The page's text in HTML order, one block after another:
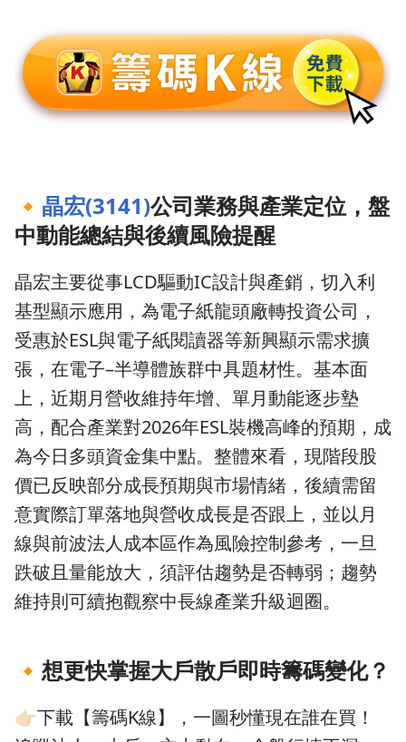
🔸 晶宏(3141)公司業務與產業定位，盤
中動能總結與後續風險提醒
晶宏主要從事LCD驅動IC設計與產銷，切入利
基型顯示應用，為電子紙龍頭廠轉投資公司，
受惠於ESL與電子紙閱讀器等新興顯示需求擴
張，在電子–半導體族群中具題材性。基本面
上，近期月營收維持年增、單月動能逐步墊
高，配合產業對2026年ESL裝機高峰的預期，成
為今日多頭資金集中點。整體來看，現階段股
價已反映部分成長預期與市場情緒，後續需留
意實際訂單落地與營收成長是否跟上，並以月
線與前波法人成本區作為風險控制參考，一旦
跌破且量能放大，須評估趨勢是否轉弱；趨勢
維持則可續抱觀察中長線產業升級迴圈。
🔸 想更快掌握大戶散戶即時籌碼變化？
👉🏻下載【籌碼K線】，一圖秒懂現在誰在買！